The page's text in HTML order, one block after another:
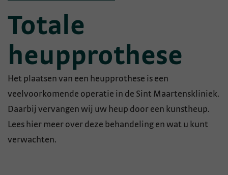
Totale
heupprothese
Het plaatsen van een heupprothese is een
veelvoorkomende operatie in de Sint Maartenskliniek.
Daarbij vervangen wij uw heup door een kunstheup.
Lees hier meer over deze behandeling en wat u kunt
verwachten.